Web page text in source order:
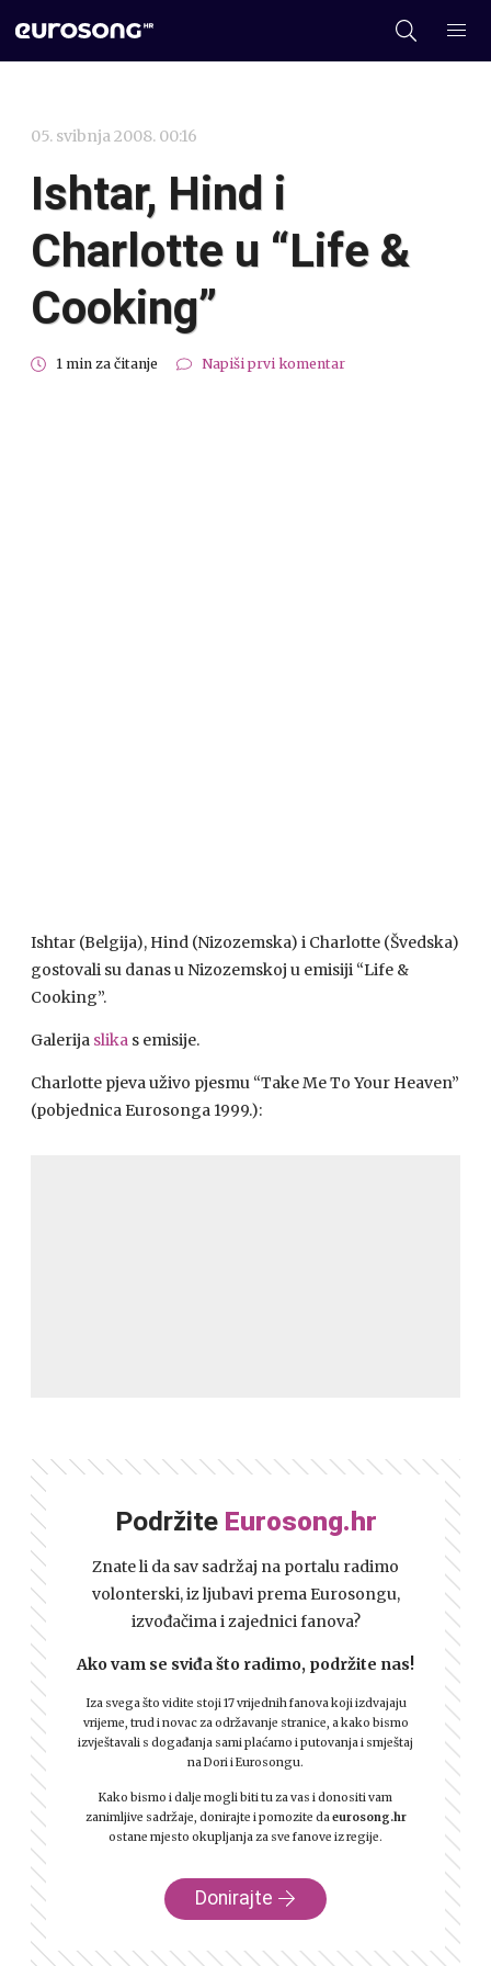
05. svibnja 2008. 00:16
Ishtar, Hind i
Charlotte u “Life &
Cooking”
1 min za čitanje Napiši prvi komentar
Ishtar (Belgija), Hind (Nizozemska) i Charlotte (Švedska)
gostovali su danas u Nizozemskoj u emisiji “Life &
Cooking”.
Galerija slika s emisije.
Charlotte pjeva uživo pjesmu “Take Me To Your Heaven”
(pobjednica Eurosonga 1999.):
Podržite Eurosong.hr
Znate li da sav sadržaj na portalu radimo
volonterski, iz ljubavi prema Eurosongu,
izvođačima i zajednici fanova?
Ako vam se sviđa što radimo, podržite nas!
Iza svega što vidite stoji 17 vrijednih fanova koji izdvajaju
vrijeme, trud i novac za održavanje stranice, a kako bismo
izvještavali s događanja sami plaćamo i putovanja i smještaj
na Dori i Eurosongu.
Kako bismo i dalje mogli biti tu za vas i donositi vam
zanimljive sadržaje, donirajte i pomozite da eurosong.hr
ostane mjesto okupljanja za sve fanove iz regije.
Donirajte